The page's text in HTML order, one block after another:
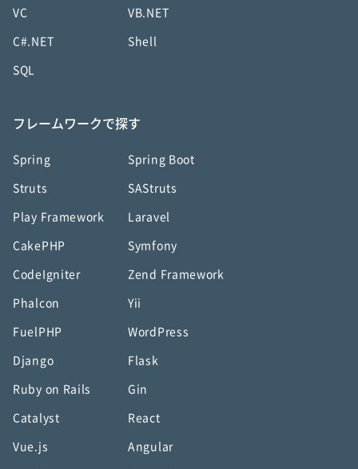
VC VB.NET
C#.NET Shell
SQL
フレームワークで探す
Spring Spring Boot
Struts SAStruts
Play Framework Laravel
CakePHP Symfony
CodeIgniter Zend Framework
Phalcon Yii
FuelPHP WordPress
Django Flask
Ruby on Rails Gin
Catalyst React
Vue.js Angular